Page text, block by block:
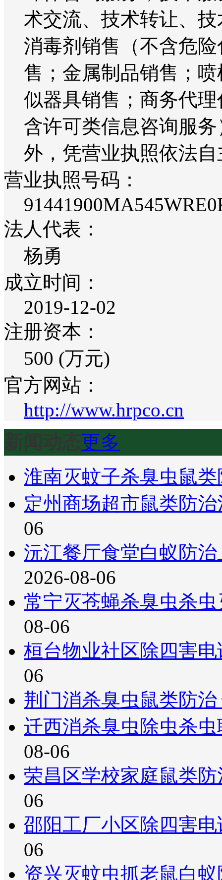
术交流、技术转让、
消毒剂销售（不含危
售；金属制品销售；
似器具销售；商务代
含许可类信息咨询服
外，凭营业执照依法
营业执照号码：
法人代表：
杨勇
成立时间：
2019-12-02
注册资本：
500 (万元)
官方网站：
http://www.hrpco.cn
新闻动态更多
淮南灭蚊子杀臭虫鼠
定州商场超市鼠类防
06
沅江餐厅食堂白蚁防
2026-08-06
常宁灭苍蝇杀臭虫杀
08-06
桓台物业社区除四害
06
荆门消杀臭虫鼠类防
迁西消杀臭虫除虫杀
08-06
荣昌区学校家庭鼠类
06
邵阳工厂小区除四害
06
资兴灭蚊虫抓老鼠白